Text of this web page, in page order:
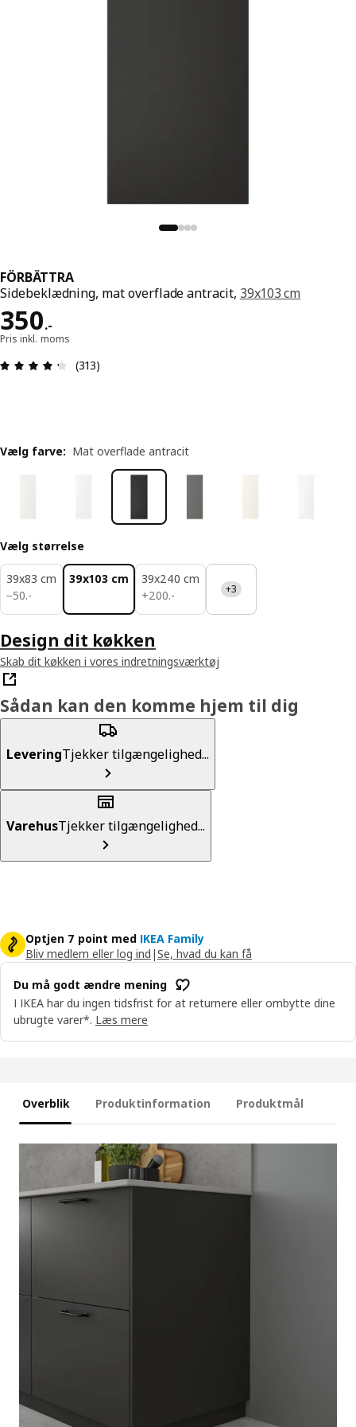
FÖRBÄTTRA
Sidebeklædning, mat overflade antracit, 39x103 cm
350.-
Pris 350.-
Pris inkl. moms
Anmeldelse: 4.3 Ud af 5 Stjerner. Anmeldelser i
(313)
Vælg farve: Mat overflade antracit
Vælg størrelse
39x83 cm
−50.-
50.-
39x103 cm
39x240 cm
+200.-
200.- +3
Design dit køkken
Skab dit køkken i vores indretningsværktøj
Sådan kan den komme hjem til dig
LeveringTjekker tilgængelighed...
VarehusTjekker tilgængelighed...
Optjen 7 point med IKEA Family
Bliv medlem eller log ind |Se, hvad du kan få
Du må godt ændre mening
I IKEA har du ingen tidsfrist for at returnere eller ombytte dine
ubrugte varer*. Læs mere
Overblik Produktinformation Produktmål